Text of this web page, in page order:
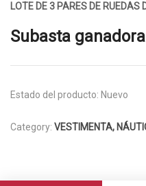
LOTE DE 3 PARES DE RUEDAS
Subasta
Estado del producto: Nuevo
Category: VESTIMENTA,